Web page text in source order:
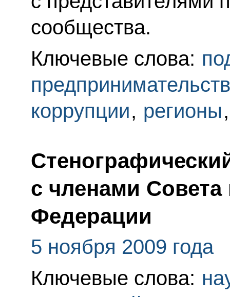
сообщества.
Ключевые слова:
коррупции, регионы
с членами
Федерации
5 ноября 2009 года
Ключевые слова: